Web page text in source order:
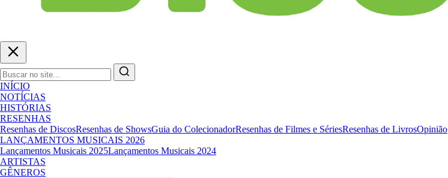
INÍCIO
NOTÍCIAS
HISTÓRIAS
RESENHAS
Resenhas de DiscosResenhas de ShowsGuia do ColecionadorResenhas de Filmes e SériesResenhas de LivrosOpinião
LANÇAMENTOS MUSICAIS 2026
Lançamentos Musicais 2025Lançamentos Musicais 2024
ARTISTAS
GÊNEROS